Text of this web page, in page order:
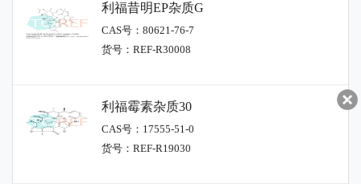
利福昔明EP杂质G
CAS号：80621-76-7
货号：REF-R30008
利福霉素杂质30
CAS号：17555-51-0
货号：REF-R19030